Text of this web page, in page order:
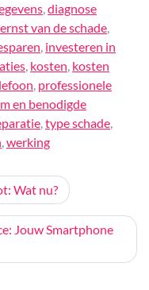
,diagnose
ernst van de schade,
, investeren in
, kosten, kosten
, professionele
en benodigde
,type schade,
,werking
Wat nu?
Jouw Smartphone